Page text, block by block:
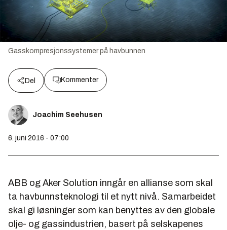
Gasskompresjonssystemer på havbunnen
Del Kommenter
Joachim Seehusen
6. juni 2016 - 07:00
ABB og Aker Solution inngår en allianse som skal
ta havbunnsteknologi til et nytt nivå. Samarbeidet
skal gi løsninger som kan benyttes av den globale
olje- og gassindustrien, basert på selskapenes